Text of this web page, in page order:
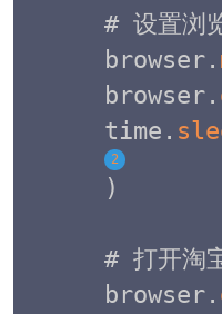
# 设置浏
browser.
browser.
time .
2
)
# 打开淘
browser.